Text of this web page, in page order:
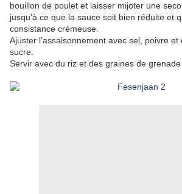
bouillon de poulet et laisser mijoter une
jusqu'à ce que la sauce soit bien réduite et
consistance crémeuse.
Ajuster l’assaisonnement avec sel, poivre
sucre.
Servir avec du riz et des graines de